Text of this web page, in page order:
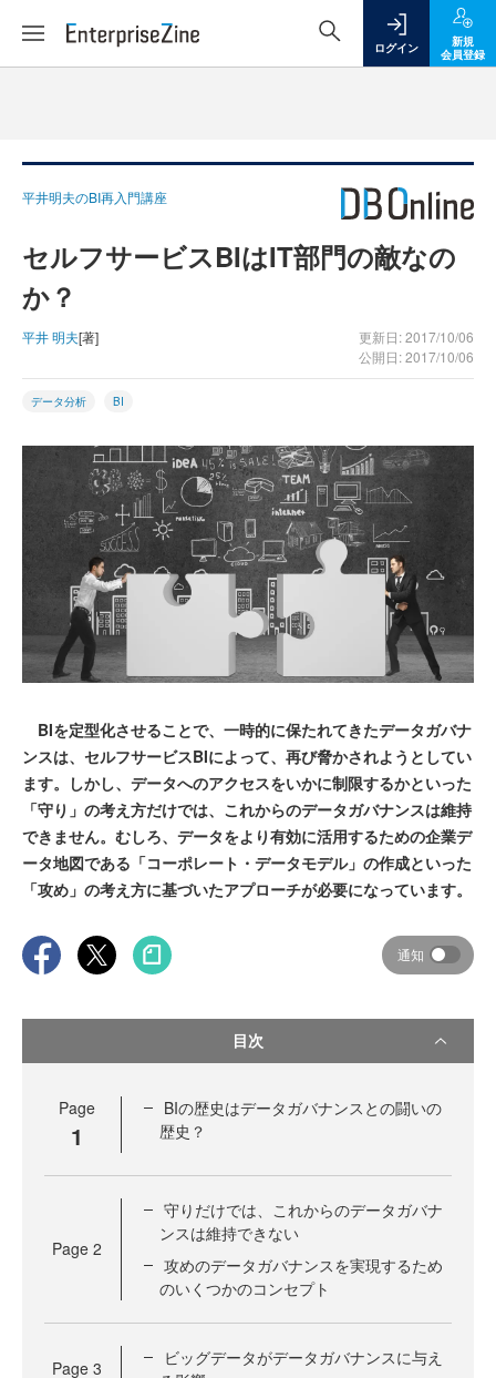
ログイン
新規
会員登録
平井明夫のBI再入門講座
セルフサービスBIはIT部門の敵なの
か？
平井 明夫[著]
更新日: 2017/10/06
公開日: 2017/10/06
データ分析 BI
BIを定型化させることで、一時的に保たれてきたデータガバナ
ンスは、セルフサービスBIによって、再び脅かされようとしてい
ます。しかし、データへのアクセスをいかに制限するかといった
「守り」の考え方だけでは、これからのデータガバナンスは維持
できません。むしろ、データをより有効に活用するための企業デ
ータ地図である「コーポレート・データモデル」の作成といった
「攻め」の考え方に基づいたアプローチが必要になっています。
通知
目次
Page
1
BIの歴史はデータガバナンスとの闘いの
歴史？
Page 2
守りだけでは、これからのデータガバナ
ンスは維持できない
攻めのデータガバナンスを実現するため
のいくつかのコンセプト
Page 3
ビッグデータがデータガバナンスに与え